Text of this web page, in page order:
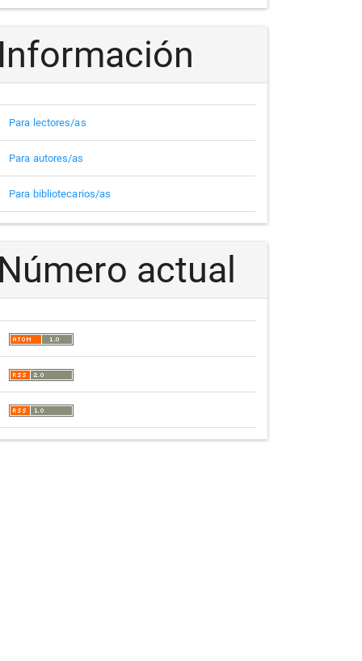
Información
Para lectores/as
Para autores/as
Para bibliotecarios/as
Número actual